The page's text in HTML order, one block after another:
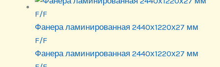
Фанера ламинированная 2440х1220х27 мм
F/F
Фанера ламинированная 2440х1220х27 мм